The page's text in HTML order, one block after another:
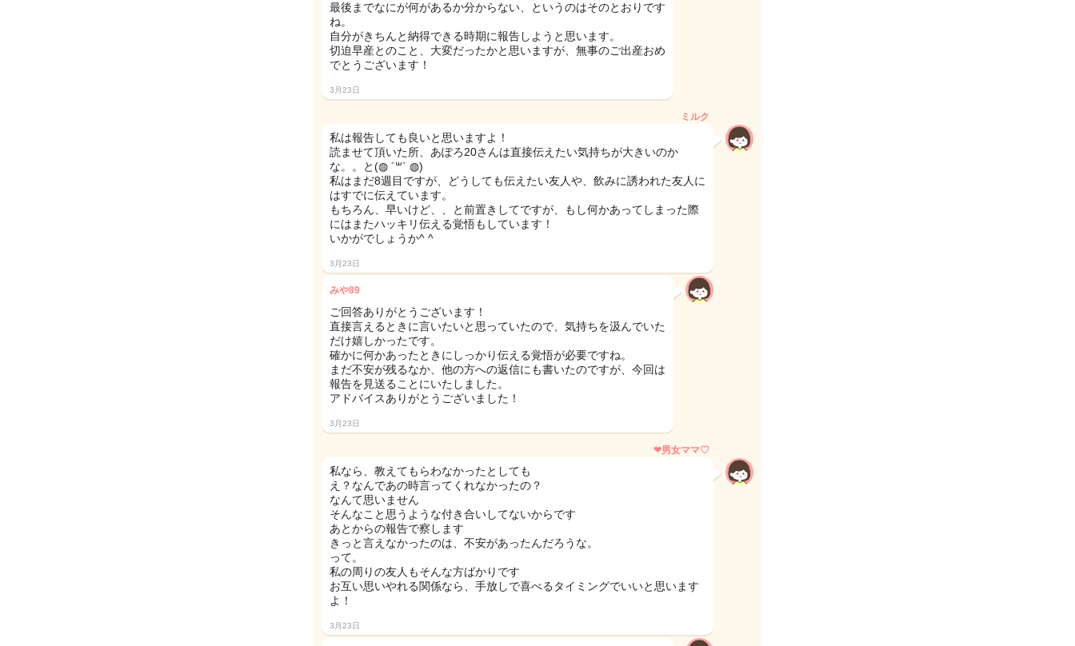
最後までなにが何があるか分からない、というのはそのとおりです
ね。
自分がきちんと納得できる時期に報告しようと思います。
切迫早産とのこと、大変だったかと思いますが、無事のご出産おめ
でとうございます！
3月23日
ミルク
私は報告しても良いと思いますよ！
読ませて頂いた所、あぽろ20さんは直接伝えたい気持ちが大きいのか
な。。と(◍ ´꒳` ◍)
私はまだ8週目ですが、どうしても伝えたい友人や、飲みに誘われた友人に
はすでに伝えています。
もちろん、早いけど、、と前置きしてですが、もし何かあってしまった際
にはまたハッキリ伝える覚悟もしています！
いかがでしょうか^ ^
3月23日
みや89
ご回答ありがとうございます！
直接言えるときに言いたいと思っていたので、気持ちを汲んでいた
だけ嬉しかったです。
確かに何かあったときにしっかり伝える覚悟が必要ですね。
まだ不安が残るなか、他の方への返信にも書いたのですが、今回は
報告を見送ることにいたしました。
アドバイスありがとうございました！
3月23日
❤︎男女ママ♡
私なら、教えてもらわなかったとしても
え？なんであの時言ってくれなかったの？
なんて思いません
そんなこと思うような付き合いしてないからです
あとからの報告で察します
きっと言えなかったのは、不安があったんだろうな。
って。
私の周りの友人もそんな方ばかりです
お互い思いやれる関係なら、手放しで喜べるタイミングでいいと思います
よ！
3月23日